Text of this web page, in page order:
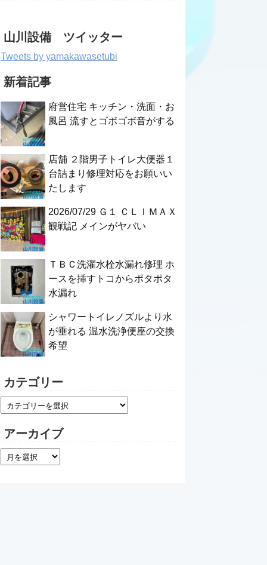
山川設備 ツイッター
Tweets by yamakawasetubi
新着記事
府営住宅 キッチン・洗面・お
風呂 流すとゴボゴボ音がする
店舗 ２階男子トイレ大便器１
台詰まり修理対応をお願いい
たします
2026/07/29 Ｇ１ ＣＬＩＭＡＸ
観戦記 メインがヤバい
ＴＢＣ洗濯水栓水漏れ修理 ホ
ースを挿すトコからポタポタ
水漏れ
シャワートイレノズルより水
が垂れる 温水洗浄便座の交換
希望
カテゴリー
アーカイブ